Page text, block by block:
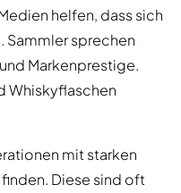
helfen, dass sich
Sammler sprechen
Markenprestige.
Whiskyflaschen
mit starken
Diese sind oft